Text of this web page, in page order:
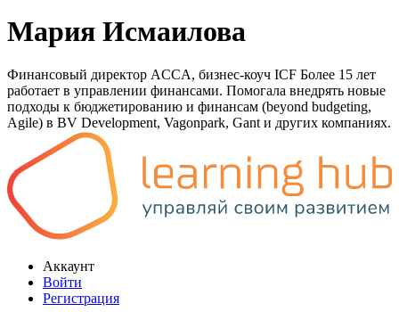
Мария Исмаилова
Финансовый директор ACCA, бизнес-коуч ICF Более 15 лет
работает в управлении финансами. Помогала внедрять новые
подходы к бюджетированию и финансам (beyond budgeting,
Agile) в BV Development, Vagonpark, Gant и других компаниях.
Аккаунт
Войти
Регистрация